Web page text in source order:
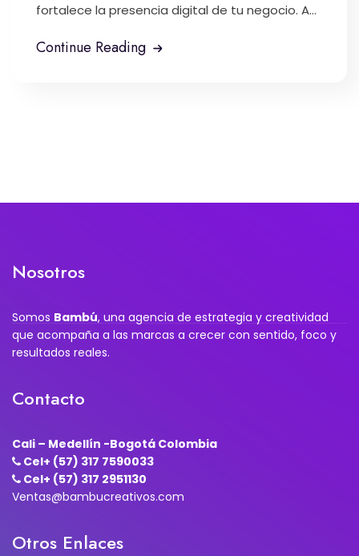
fortalece la presencia digital de tu negocio. A...
Continue Reading
Nosotros
Somos Bambú, una agencia de estrategia y creatividad
que acompaña a las marcas a crecer con sentido, foco y
resultados reales.
Contacto
Cali – Medellín -Bogotá Colombia
Cel+ (57) 317 7590033
Cel+ (57) 317 2951130
Ventas@bambucreativos.com
Otros Enlaces